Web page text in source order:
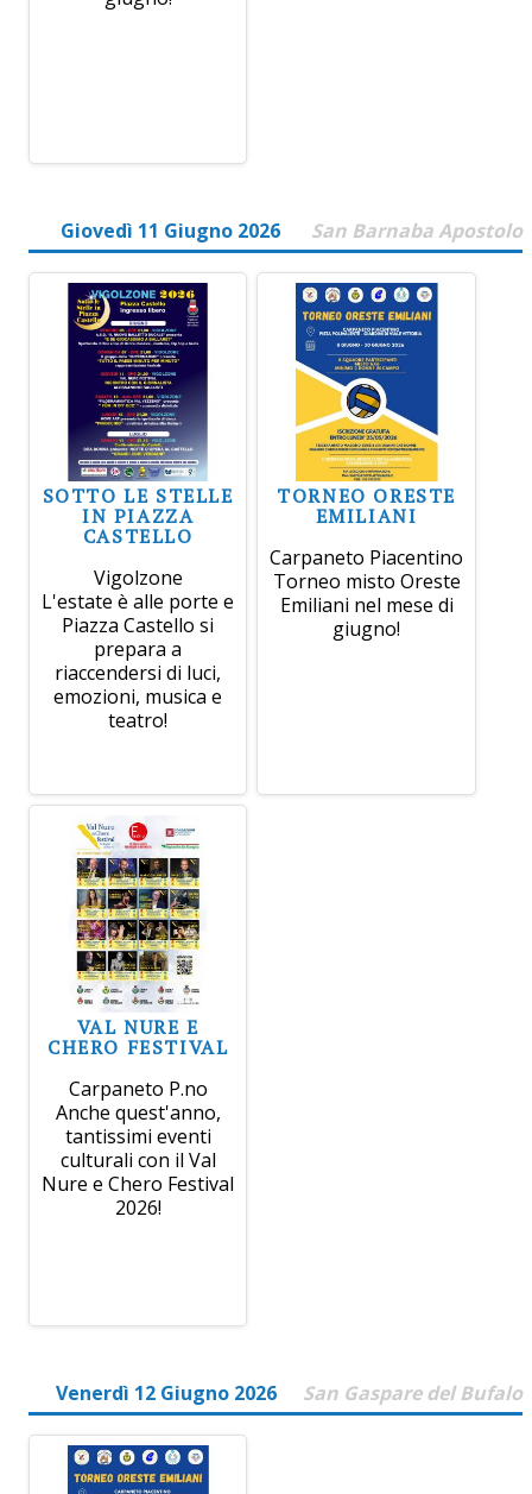
Giovedì 11 Giugno 2026 San Barnaba Apostolo
SOTTO LE STELLE
IN PIAZZA
CASTELLO
Vigolzone
L'estate è alle porte e
Piazza Castello si
prepara a
riaccendersi di luci,
emozioni, musica e
teatro!
TORNEO ORESTE
EMILIANI
Carpaneto Piacentino
Torneo misto Oreste
Emiliani nel mese di
giugno!
VAL NURE E
CHERO FESTIVAL
Carpaneto P.no
Anche quest'anno,
tantissimi eventi
culturali con il Val
Nure e Chero Festival
2026!
Venerdì 12 Giugno 2026 San Gaspare del Bufalo